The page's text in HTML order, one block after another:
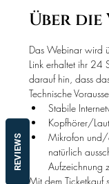
Über
Das Webinar wird
Link erhaltet ihr 24
darauf hin, dass
Technische
Stabile
Kopfhörer/
Mikrofon und/
natürlich
Aufzeichnung
Mit dem Ticketkauf
REVIEWS